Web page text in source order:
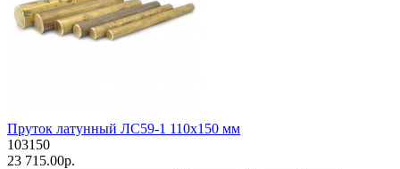
Пруток латунный ЛС59-1 110х150 мм
103150
23 715.00р.